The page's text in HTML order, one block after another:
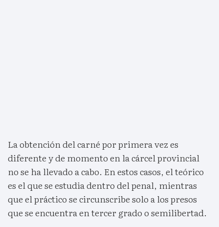
La obtención del carné por primera vez es
diferente y de momento en la cárcel provincial
no se ha llevado a cabo. En estos casos, el teórico
es el que se estudia dentro del penal, mientras
que el práctico se circunscribe solo a los presos
que se encuentra en tercer grado o semilibertad.